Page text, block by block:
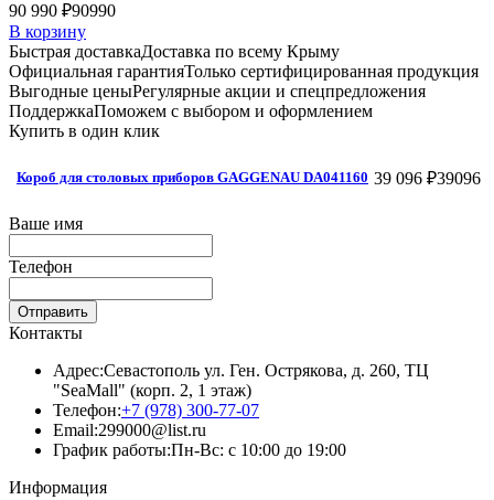
90 990 ₽90990
В корзину
Быстрая доставкаДоставка по всему Крыму
Официальная гарантияТолько сертифицированная продукция
Выгодные ценыРегулярные акции и спецпредложения
ПоддержкаПоможем с выбором и оформлением
Купить в один клик
Короб для столовых приборов GAGGENAU DA041160 39 096 ₽39096
Ваше имя
Телефон
Отправить
Контакты
Адрес:Севастополь ул. Ген. Острякова, д. 260, ТЦ
"SeaMall" (корп. 2, 1 этаж)
Телефон:+7 (978) 300-77-07
Email:299000@list.ru
График работы:Пн-Вс: с 10:00 до 19:00
Информация